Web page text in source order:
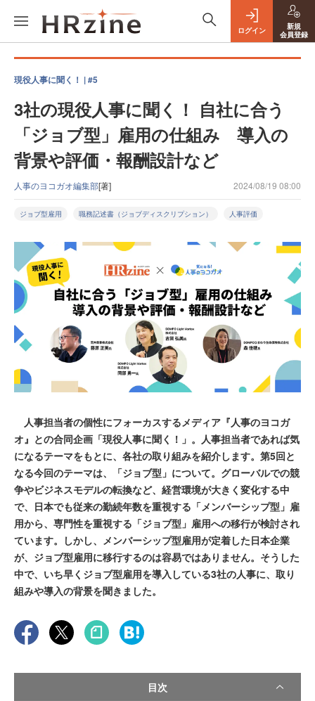
ログイン
新規
会員登録
現役人事に聞く！ | #5
3社の現役人事に聞く！ 自社に合う
「ジョブ型」雇用の仕組み 導入の
背景や評価・報酬設計など
人事のヨコガオ編集部[著] 2024/08/19 08:00
ジョブ型雇用 職務記述書（ジョブディスクリプション） 人事評価
人事担当者の個性にフォーカスするメディア『人事のヨコガ
オ』との合同企画「現役人事に聞く！」。人事担当者であれば気
になるテーマをもとに、各社の取り組みを紹介します。第5回と
なる今回のテーマは、「ジョブ型」について。グローバルでの競
争やビジネスモデルの転換など、経営環境が大きく変化する中
で、日本でも従来の勤続年数を重視する「メンバーシップ型」雇
用から、専門性を重視する「ジョブ型」雇用への移行が検討され
ています。しかし、メンバーシップ型雇用が定着した日本企業
が、ジョブ型雇用に移行するのは容易ではありません。そうした
中で、いち早くジョブ型雇用を導入している3社の人事に、取り
組みや導入の背景を聞きました。
目次